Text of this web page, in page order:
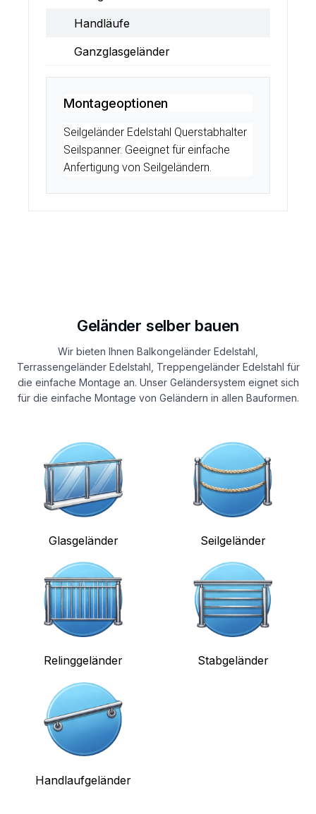
Handläufe
Ganzglasgeländer
Montageoptionen
Seilgeländer Edelstahl Querstabhalter
Seilspanner. Geeignet für einfache
Anfertigung von Seilgeländern.
Geländer selber bauen
Wir bieten Ihnen Balkongeländer Edelstahl,
Terrassengeländer Edelstahl, Treppengeländer Edelstahl für
die einfache Montage an. Unser Geländersystem eignet sich
für die einfache Montage von Geländern in allen Bauformen.
Glasgeländer Seilgeländer
Relinggeländer Stabgeländer
Handlaufgeländer